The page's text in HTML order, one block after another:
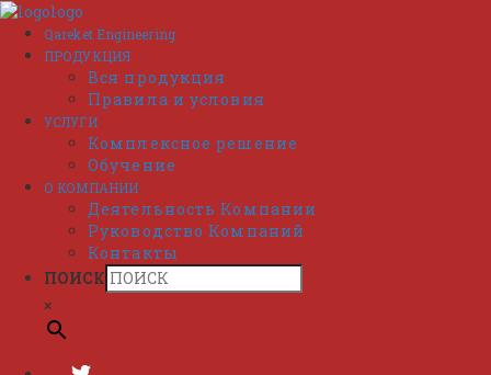
Перейти
содержимому
Qareket Engineering
ПРОДУКЦИЯ
Вся продукция
Правила и условия
УСЛУГИ
Комплексное решение
Обучение
О КОМПАНИИ
Деятельность Компании
Руководство Компаний
Контакты
ПОИСК
×